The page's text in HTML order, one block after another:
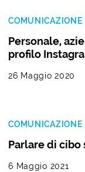
COMUNICAZIONE
Personale,
profilo
26 Maggio 2020
COMUNICAZIONE
Parlare di cibo
6 Maggio 2021